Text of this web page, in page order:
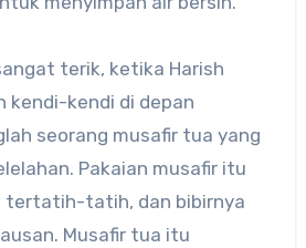
terik, ketika Harish
kendi-kendi di depan
seorang musafir tua yang
Pakaian musafir itu
tertatih-tatih, dan bibirnya
Musafir tua itu